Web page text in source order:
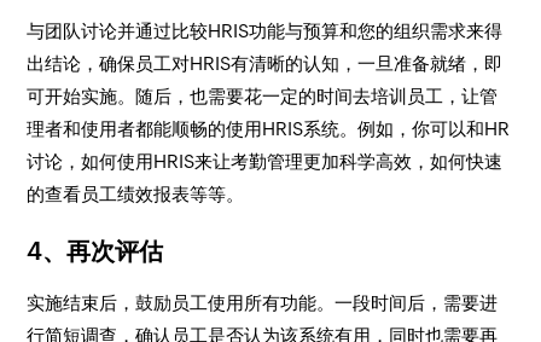
与团队讨论并通过比较HRIS功能与预算和您的组织需求来得
出结论，确保员工对HRIS有清晰的认知，一旦准备就绪，即
可开始实施。随后，也需要花一定的时间去培训员工，让管
理者和使用者都能顺畅的使用HRIS系统。例如，你可以和HR
讨论，如何使用HRIS来让考勤管理更加科学高效，如何快速
的查看员工绩效报表等等。
4、再次评估
实施结束后，鼓励员工使用所有功能。一段时间后，需要进
行简短调查，确认员工是否认为该系统有用，同时也需要再